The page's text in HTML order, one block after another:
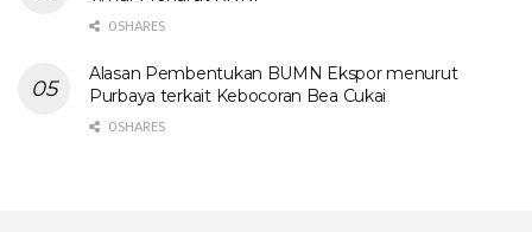
0 SHARES
Alasan Pembentukan BUMN Ekspor menurut
Purbaya terkait Kebocoran Bea Cukai
0 SHARES